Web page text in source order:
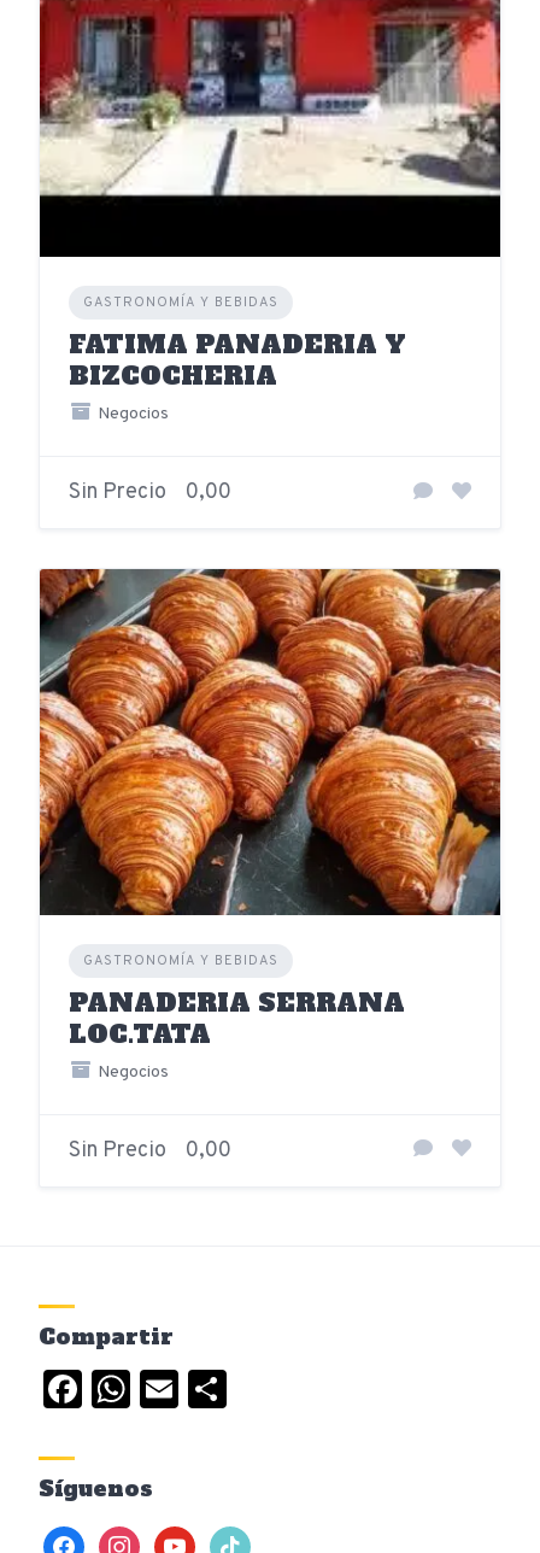
GASTRONOMÍA Y BEBIDAS
FATIMA PANADERIA Y
BIZCOCHERIA
Negocios
Sin Precio 0,00
GASTRONOMÍA Y BEBIDAS
PANADERIA SERRANA
LOC.TATA
Negocios
Sin Precio 0,00
Compartir
Facebook
WhatsApp
Email
Síguenos
facebookinstagramyoutubetiktok